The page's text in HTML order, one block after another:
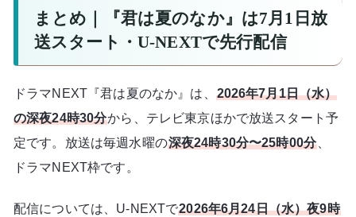
まとめ｜『君は夏のなか』は7月1日放
送スタート・U-NEXTで先行配信
ドラマNEXT『君は夏のなか』は、 2026年7月1日（水）
の深夜24時30分から、テレビ東京ほかで放送スタート予
定です。放送は毎週水曜の深夜24時30分〜25時00分、
ドラマNEXT枠です。
配信については、U-NEXTで2026年6月24日（水）夜9時